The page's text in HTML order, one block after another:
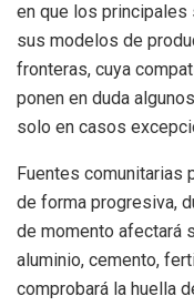
en que los principales
sus modelos de
fronteras, cuya
ponen en duda
solo en casos
Fuentes comunitarias
de forma progresiva,
de momento afectará
aluminio, cemento,
comprobará la huella